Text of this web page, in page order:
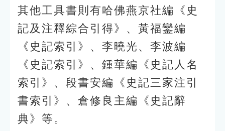
其他工具書則有哈佛燕京社編《史
記及注釋綜合引得》、黃福鑾編
《史記索引》、李曉光、李波編
《史記索引》、鍾華編《史記人名
索引》、段書安編《史記三家注引
書索引》、倉修良主編《史記辭
典》等。